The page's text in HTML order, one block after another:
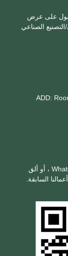
على عرض
الصناعي
ADD:
تحدث إلى مدير المبيعات لدينا مباشرة على Whatsapp ، أو ألق